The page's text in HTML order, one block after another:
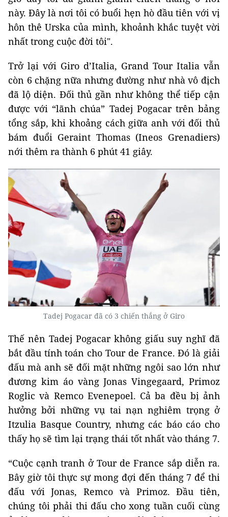
này. Đây là nơi tôi có buổi hẹn hò đầu tiên với vị
hôn thê Urska của mình, khoảnh khắc tuyệt vời
nhất trong cuộc đời tôi".
Trở lại với Giro d’Italia, Grand Tour Italia vẫn
còn 6 chặng nữa nhưng đường như nhà vô địch
đã lộ diện. Đối thủ gần như không thể tiếp cận
được với “lãnh chúa” Tadej Pogacar trên bảng
tổng sắp, khi khoảng cách giữa anh với đối thủ
bám đuổi Geraint Thomas (Ineos Grenadiers)
nới thêm ra thành 6 phút 41 giây.
Tadej Pogacar đã có 3 chiến thắng ở Giro
Thế nên Tadej Pogacar không giấu suy nghĩ đã
bắt đầu tính toán cho Tour de France. Đó là giải
đấu mà anh sẽ đối mặt những ngôi sao lớn như
đương kim áo vàng Jonas Vingegaard, Primoz
Roglic và Remco Evenepoel. Cả ba đều bị ảnh
hưởng bởi những vụ tai nạn nghiêm trọng ở
Itzulia Basque Country, nhưng các báo cáo cho
thấy họ sẽ tìm lại trạng thái tốt nhất vào tháng 7.
“Cuộc cạnh tranh ở Tour de France sắp diễn ra.
Bây giờ tôi thực sự mong đợi đến tháng 7 để thi
đấu với Jonas, Remco và Primoz. Đầu tiên,
chúng tôi phải thi đấu cho xong tuần cuối cùng